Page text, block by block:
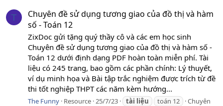
T
Chuyên đề sử dụng tương giao của đồ thị và hàm
số - Toán 12
ZixDoc gửi tặng quý thầy cô và các em học sinh
Chuyên đề sử dụng tương giao của đồ thị và hàm số -
Toán 12 dưới định dạng PDF hoàn toàn miễn phí. Tài
liệu có 245 trang, bao gồm các phần chính: Lý thuyết,
ví dụ minh họa và Bài tập trắc nghiệm được trích từ đề
thi tốt nghiệp THPT các năm kèm hướng...
The Funny Resource 25/7/23 tài liệu toán 12
Chuyên